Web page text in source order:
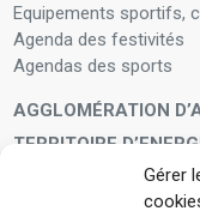
Gérer
Equipements sportifs,
Agenda des festivités
Agendas des sports
AGGLOMÉRATION
TERRITOIRE